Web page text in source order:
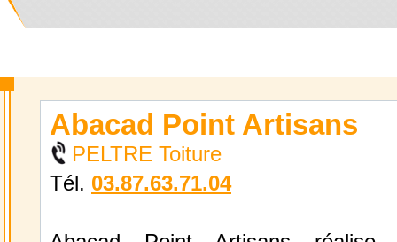
Abacad Point Artisans
PELTRE Toiture
Tél. 03.87.63.71.04